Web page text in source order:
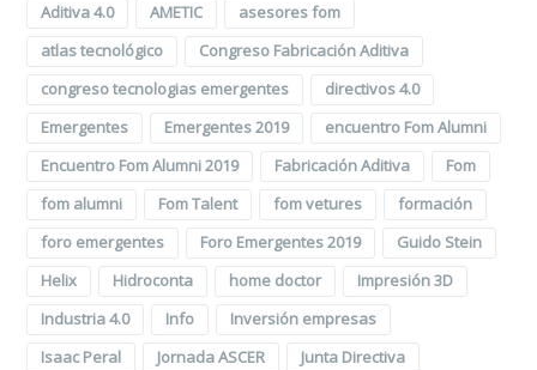
Aditiva 4.0 AMETIC
asesores fom
atlas tecnológico
Congreso Fabricación Aditiva
congreso tecnologias emergentes
directivos 4.0
Emergentes
Emergentes 2019
encuentro Fom Alumni
Encuentro Fom Alumni 2019
Fabricación Aditiva
Fom
fom alumni
Fom Talent fom vetures
formación
foro emergentes
Foro Emergentes 2019
Guido Stein
Helix
Hidroconta home doctor
Impresión 3D
Industria 4.0
Info
Inversión empresas
Isaac Peral
Jornada ASCER
Junta Directiva